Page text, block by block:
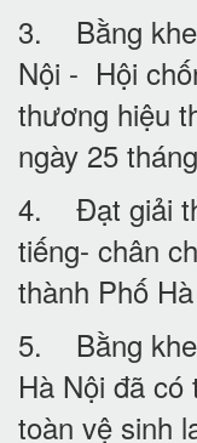
3. Bằng
Nội - Hội
thương hiệu
ngày 25
4. Đạt giải
tiếng- chân
thành Phố
5. Bằng
Hà Nội đã
toàn vệ sinh